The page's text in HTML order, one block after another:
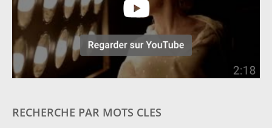
RECHERCHE PAR MOTS CLES